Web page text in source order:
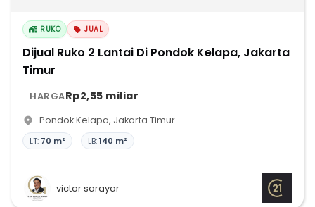
RUKO JUAL
Dijual Ruko 2 Lantai Di Pondok Kelapa, Jakarta
Timur
HARGARp2,55 miliar
Pondok Kelapa, Jakarta Timur
LT: 70 m² LB:140 m²
victor sarayar